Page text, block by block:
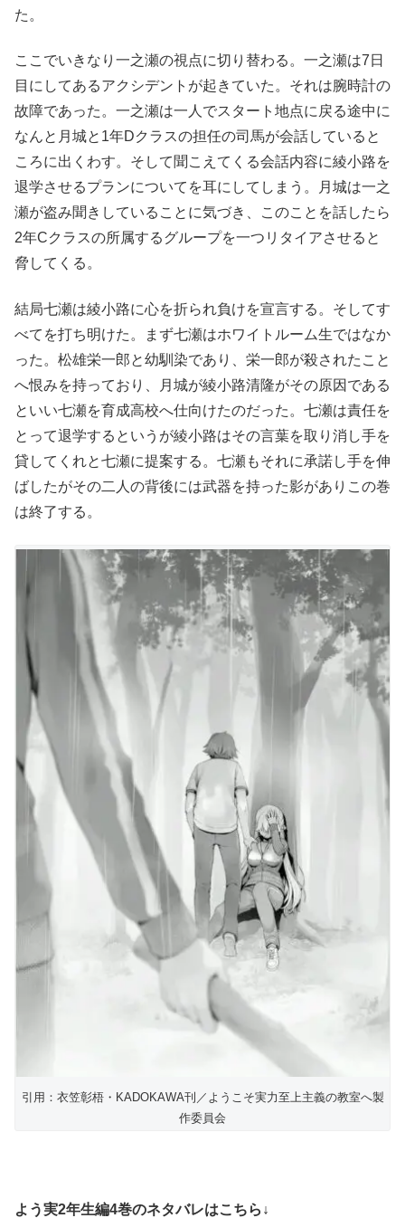
た。
ここでいきなり一之瀬の視点に切り替わる。一之瀬は7日
目にしてあるアクシデントが起きていた。それは腕時計の
故障であった。一之瀬は一人でスタート地点に戻る途中に
なんと月城と1年Dクラスの担任の司馬が会話していると
ころに出くわす。そして聞こえてくる会話内容に綾小路を
退学させるプランについてを耳にしてしまう。月城は一之
瀬が盗み聞きしていることに気づき、このことを話したら
2年Cクラスの所属するグループを一つリタイアさせると
脅してくる。
結局七瀬は綾小路に心を折られ負けを宣言する。そしてす
べてを打ち明けた。まず七瀬はホワイトルーム生ではなか
った。松雄栄一郎と幼馴染であり、栄一郎が殺されたこと
へ恨みを持っており、月城が綾小路清隆がその原因である
といい七瀬を育成高校へ仕向けたのだった。七瀬は責任を
とって退学するというが綾小路はその言葉を取り消し手を
貸してくれと七瀬に提案する。七瀬もそれに承諾し手を伸
ばしたがその二人の背後には武器を持った影がありこの巻
は終了する。
引用：衣笠彰梧・KADOKAWA刊／ようこそ実力至上主義の教室へ製
作委員会
よう実2年生編4巻のネタバレはこちら↓